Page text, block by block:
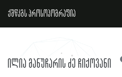
ქშწკგს პროსოპოგრაფია
ილია მანუჩარის ძე ჩიქოვანი